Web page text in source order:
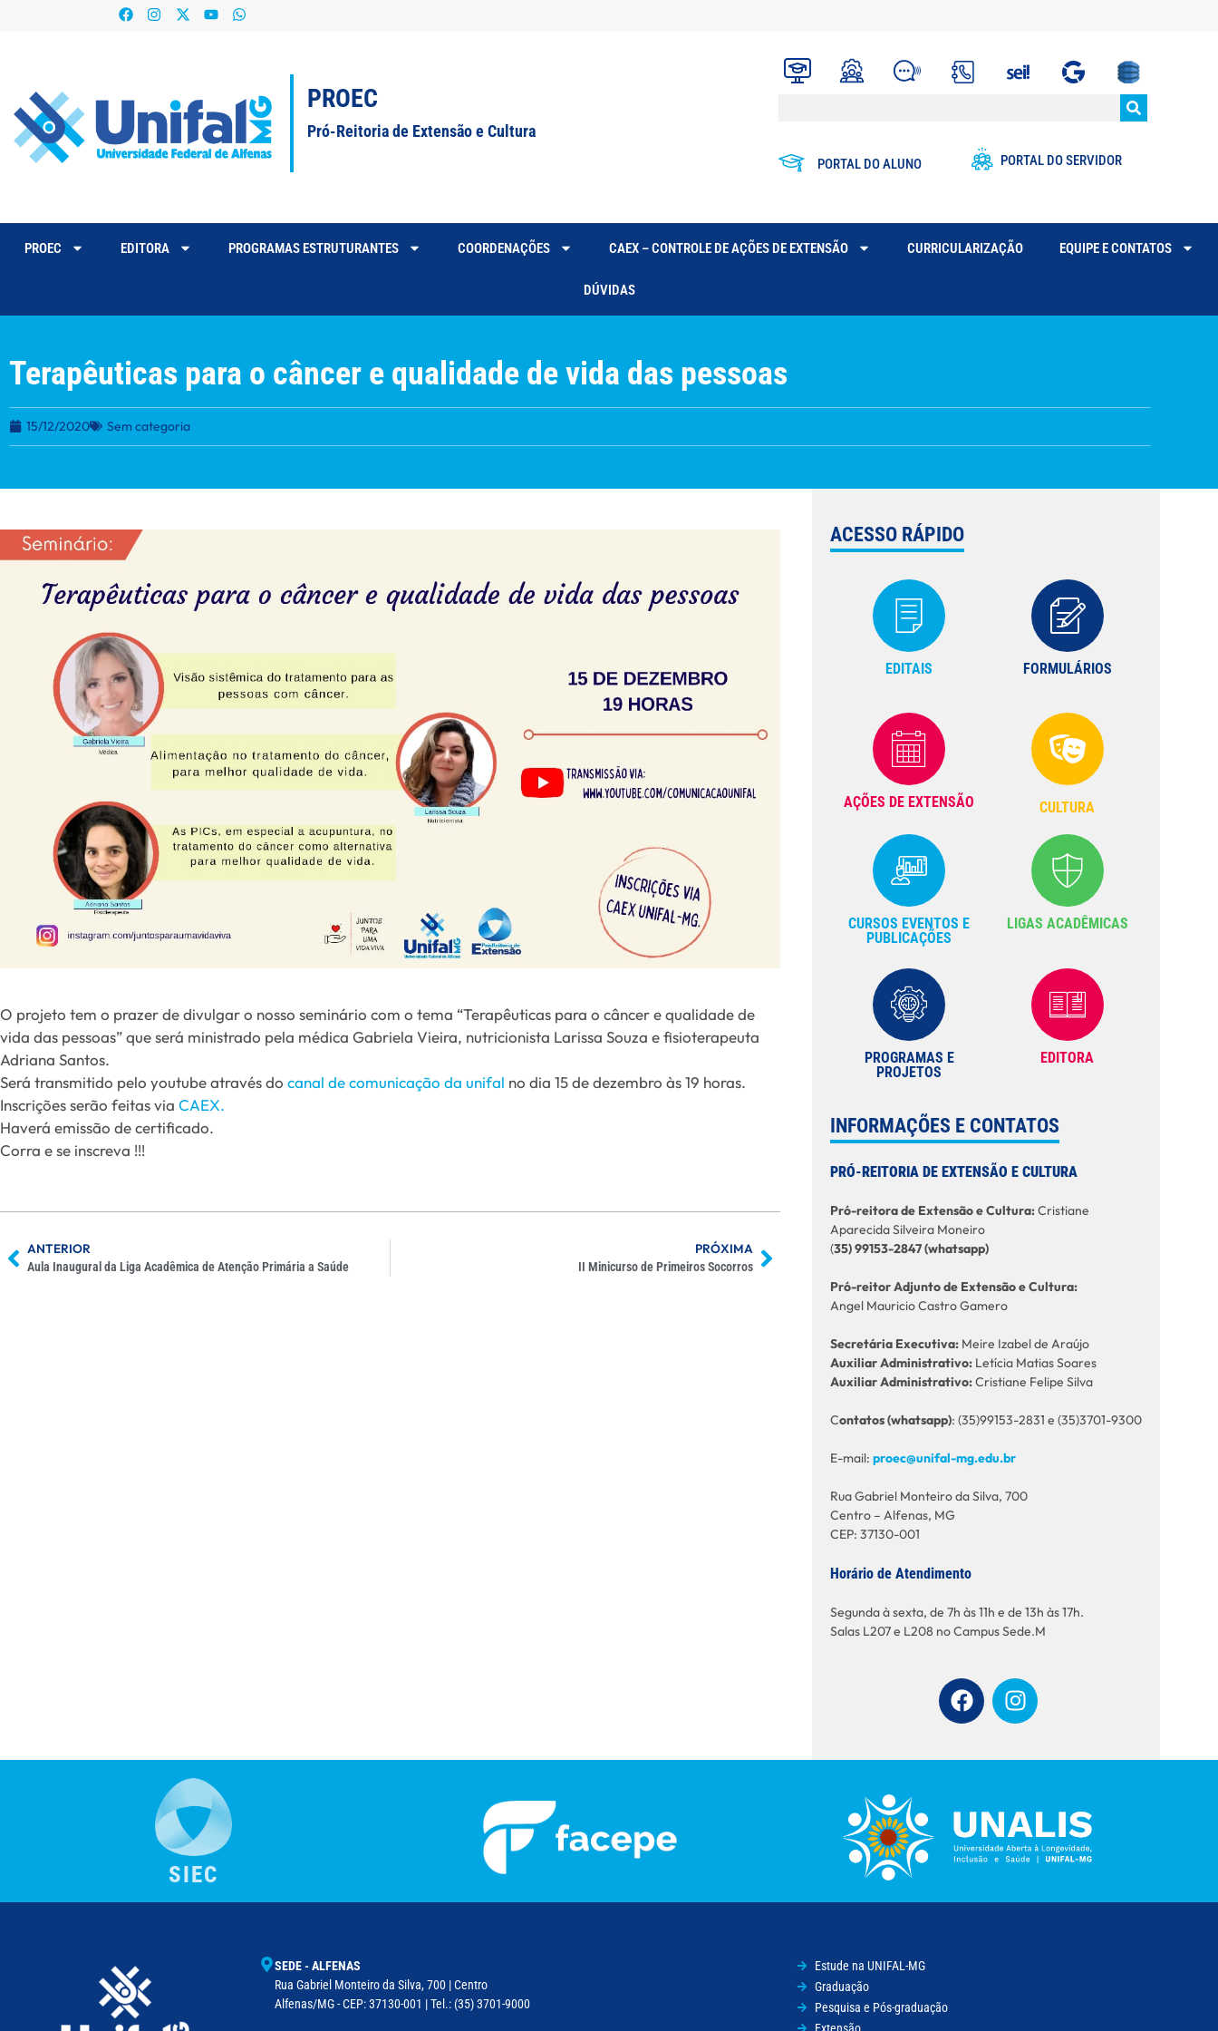
PROEC
Pró-Reitoria de Extensão e Cultura
PORTAL DO ALUNO PORTAL DO SERVIDOR
PROEC EDITORA PROGRAMAS ESTRUTURANTES COORDENAÇÕES CAEX – CONTROLE DE AÇÕES DE EXTENSÃO CURRICULARIZAÇÃO EQUIPE E CONTATOS
DÚVIDAS
Terapêuticas para o câncer e qualidade de vida das pessoas
15/12/2020 Sem categoria
O projeto tem o prazer de divulgar o nosso seminário com o tema “Terapêuticas para o câncer e qualidade de
vida das pessoas” que será ministrado pela médica Gabriela Vieira, nutricionista Larissa Souza e fisioterapeuta
Adriana Santos.
Será transmitido pelo youtube através do canal de comunicação da unifal no dia 15 de dezembro às 19 horas.
Inscrições serão feitas via CAEX.
Haverá emissão de certificado.
Corra e se inscreva !!!
ANTERIOR
Aula Inaugural da Liga Acadêmica de Atenção Primária a Saúde
PRÓXIMA
II Minicurso de Primeiros Socorros
ACESSO RÁPIDO
EDITAIS FORMULÁRIOS
AÇÕES DE EXTENSÃO CULTURA
CURSOS EVENTOS E
PUBLICAÇÕES
LIGAS ACADÊMICAS
PROGRAMAS E
PROJETOS
EDITORA
INFORMAÇÕES E CONTATOS
PRÓ-REITORIA DE EXTENSÃO E CULTURA
Pró-reitora de Extensão e Cultura:Cristiane
Aparecida Silveira Moneiro
(35) 99153-2847 (whatsapp)
Pró-reitor Adjunto de Extensão e Cultura:
Angel Mauricio Castro Gamero
Secretária Executiva: Meire Izabel de Araújo
Auxiliar Administrativo: Letícia Matias Soares
Auxiliar Administrativo:Cristiane Felipe Silva
Contatos (whatsapp): (35)99153-2831 e (35)3701-9300
E-mail: proec@unifal-mg.edu.br
Rua Gabriel Monteiro da Silva, 700
Centro – Alfenas, MG
CEP: 37130-001
Horário de Atendimento
Segunda à sexta, de 7h às 11h e de 13h às 17h.
Salas L207 e L208 no Campus Sede.M
SIEC
SEDE - ALFENAS
Rua Gabriel Monteiro da Silva, 700 | Centro
Alfenas/MG - CEP: 37130-001 | Tel.: (35) 3701-9000
Estude na UNIFAL-MG
Graduação
Pesquisa e Pós-graduação